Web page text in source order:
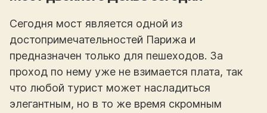
Сегодня мост является одной из
достопримечательностей Парижа и
предназначен только для пешеходов. За
проход по нему уже не взимается плата, так
что любой турист может насладиться
элегантным, но в то же время скромным